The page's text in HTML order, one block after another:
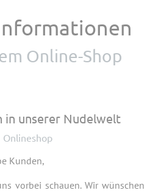
Online-Shop
in unserer Nudelwelt
Onlineshop
Kunden,
vorbei schauen. Wir wünschen